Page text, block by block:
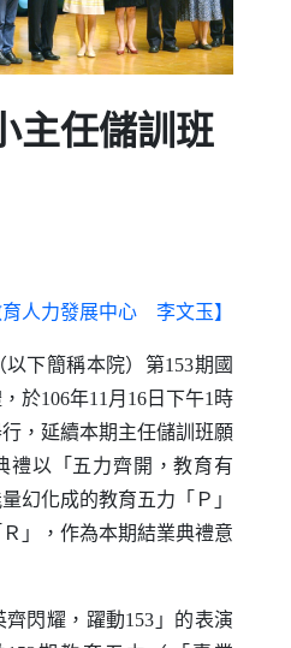
主任儲訓班
育人力發展中心 李文玉】
以下簡稱本院） 第153期國
於106年11 月 16 日下午1 時
，延續本期主任儲訓班願
禮以「五力齊開，教育有
幻化成的教育五力「Ｐ」
」，作為本期結業典禮意
閃耀，躍動153 」的表演